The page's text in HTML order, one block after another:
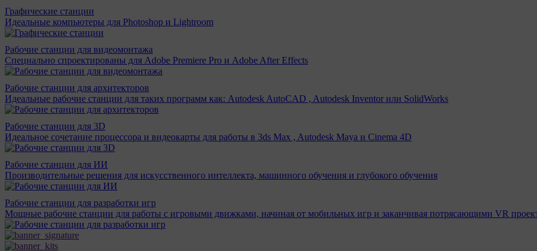
Графические станции
Идеальные компьютеры для Photoshop и Lightroom
Рабочие станции для видеомонтажа
Специально спроектированы для Adobe Premiere Pro и Adobe After Effects
Рабочие станции для архитекторов
Идеальные рабочие станции для таких программ как: Autodesk AutoCAD , Autodesk Inventor или SolidWorks
Рабочие станции для 3D
Идеальное сочетание процессора и видеокарты для работы в 3ds Max , Autodesk Maya и Cinema 4D
Рабочие станции для ИИ
Производительные решения для искусственного интеллекта, машинного обучения и глубокого обучения
Рабочие станции для разработки игр
Мощные рабочие станции для работы с игровыми движками, начиная от мобильных игр и заканчивая потрясающими VR